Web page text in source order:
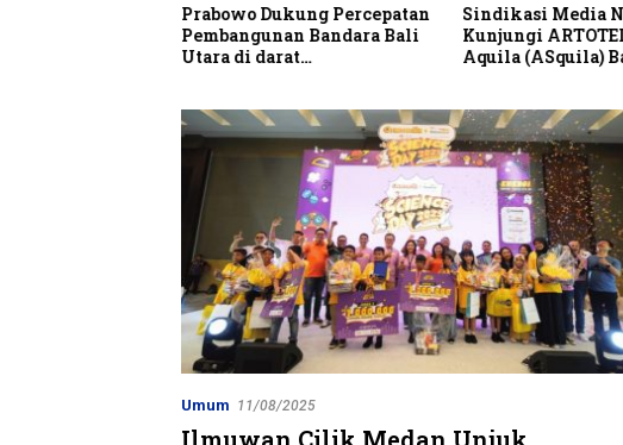
Prabowo Dukung Percepatan
Pembangunan Bandara Bali
Utara di darat
Sindikasi Media
Kunjungi
Aquila (ASquila)
Umum 11/08/2025
Ilmuwan Cilik Medan Unjuk